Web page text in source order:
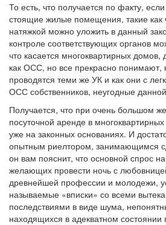
То есть, что получается по факту,
стоящие жилые помещения, такие
натяжкой можно уложить в данный
контроле соответствующих органов
что касается многоквартирных домов,
как ОСС, но все прекрасно понимают,
проводятся теми же УК и как они с
ОСС собственников, неугодные
Получается, что при очень большом
посуточной аренде в
уже на законных основаниях. И
опытным риелтором, занимающимся
он вам пояснит, что основной спрос
желающих провести ночь с
древнейшей профессии и молодежи,
называемые «вписки» со всеми
последствиями в виде шума,
находящихся в адекватном состоянии